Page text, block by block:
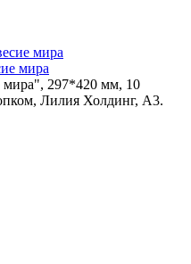
мира
мира", 297*420 мм, 10
Лилия Холдинг, А3.